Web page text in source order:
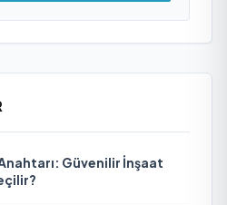
Anahtarı: Güvenilir İnşaat